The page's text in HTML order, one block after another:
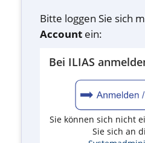
Bitte loggen Sie sich
Account ein:
Bei ILIAS
Sie können sich nicht
Sie sich an